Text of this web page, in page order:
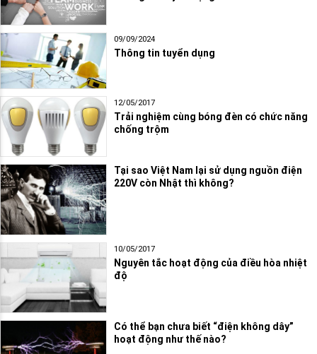
09/09/2024
Thông tin tuyển dụng
12/05/2017
Trải nghiệm cùng bóng đèn có chức năng
chống trộm
Tại sao Việt Nam lại sử dụng nguồn điện
220V còn Nhật thì không?
10/05/2017
Nguyên tắc hoạt động của điều hòa nhiệt
độ
Có thể bạn chưa biết “điện không dây”
hoạt động như thế nào?